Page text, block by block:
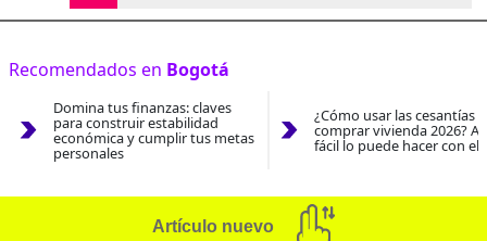
Recomendados en Bogotá
Domina tus finanzas: claves
para construir estabilidad
económica y cumplir tus metas
personales
¿Cómo usar las cesantías
comprar vivienda 2026?
fácil lo puede hacer con el
Artículo nuevo